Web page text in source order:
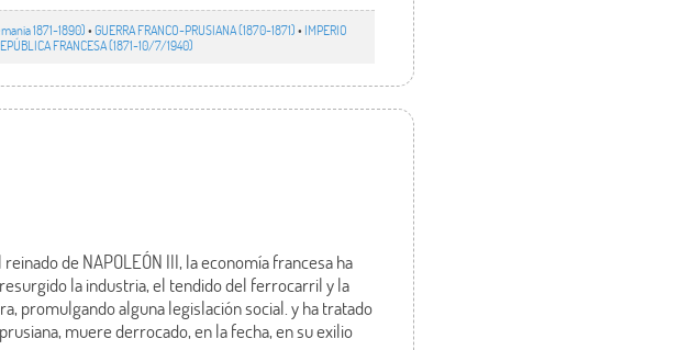
1871-1890)•GUERRA FRANCO-PRUSIANA (1870-1871)• IMPERIO
FRANCESA (1871-10/7/1940)
de NAPOLEÓN III, la economía francesa ha
la industria, el tendido del ferrocarril y la
promulgando alguna legislación social. y ha tratado
muere derrocado, en la fecha, en su exilio